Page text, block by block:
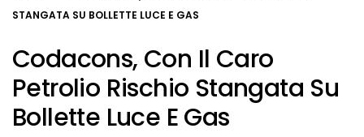
STANGATA SU BOLLETTE LUCE E GAS
Codacons, Con Il Caro
Petrolio Rischio Stangata Su
Bollette Luce E Gas